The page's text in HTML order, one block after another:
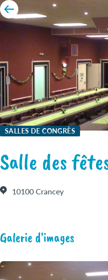
SALLES DE CONGRÈS
Salle des
10100 Crancey
Galerie d'images